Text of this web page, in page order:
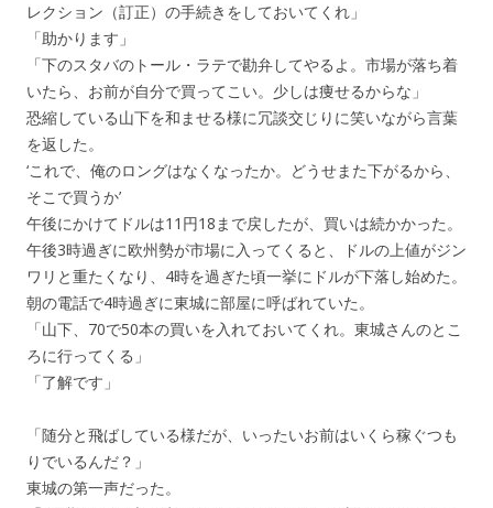
レクション（訂正）の手続きをしておいてくれ」
「助かります」
「下のスタバのトール・ラテで勘弁してやるよ。市場が落ち着
いたら、お前が自分で買ってこい。少しは痩せるからな」
恐縮している山下を和ませる様に冗談交じりに笑いながら言葉
を返した。
‘これで、俺のロングはなくなったか。どうせまた下がるから、
そこで買うか’
午後にかけてドルは11円18まで戻したが、買いは続かかった。
午後3時過ぎに欧州勢が市場に入ってくると、ドルの上値がジン
ワリと重たくなり、4時を過ぎた頃一挙にドルが下落し始めた。
朝の電話で4時過ぎに東城に部屋に呼ばれていた。
「山下、70で50本の買いを入れておいてくれ。東城さんのとこ
ろに行ってくる」
「了解です」
「随分と飛ばしている様だが、いったいお前はいくら稼ぐつも
りでいるんだ？」
東城の第一声だった。